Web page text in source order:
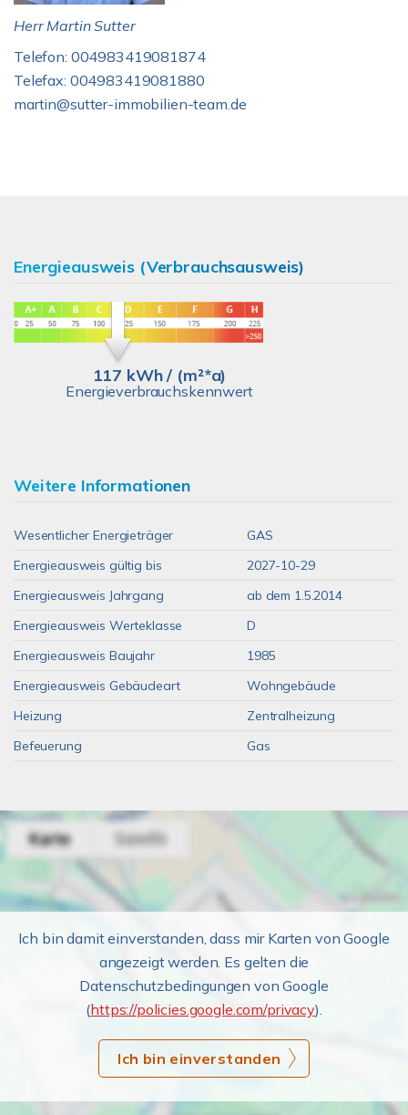
Herr Martin Sutter
Telefon: 004983419081874
Telefax: 004983419081880
martin@sutter-immobilien-team.de
Energieausweis (Verbrauchsausweis)
117 kWh / (m²*a)
Energieverbrauchskennwert
Weitere Informationen
Wesentlicher Energieträger
GAS
Energieausweis gültig bis
2027-10-29
Energieausweis Jahrgang
ab dem 1.5.2014
Energieausweis Werteklasse
D
Energieausweis Baujahr
1985
Energieausweis Gebäudeart
Wohngebäude
Heizung
Zentralheizung
Befeuerung
Gas
Ich bin damit einverstanden, dass mir Karten von Google
angezeigt werden. Es gelten die
Datenschutzbedingungen von Google
(https://policies.google.com/privacy).
Ich bin einverstanden